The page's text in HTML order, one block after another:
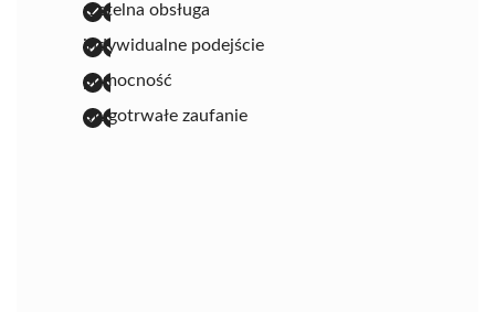
rzetelna obsługa
indywidualne podejście
pomocność
długotrwałe zaufanie